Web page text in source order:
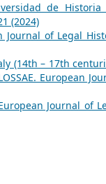
de Historia
(2024)
Journal of Legal
(14th – 17th
European
Journal of